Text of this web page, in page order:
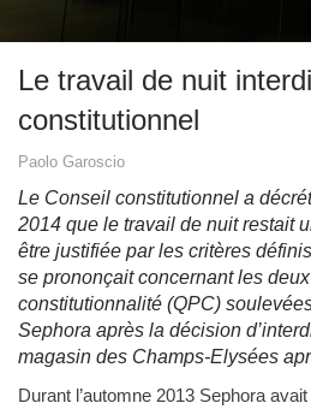
Le travail de nuit
constitutionnel
Paolo Garoscio
Le Conseil constitutionnel a
2014 que le travail de nuit restait
être justifiée par les critères
se prononçait concernant les
constitutionnalité (QPC)
Sephora après la décision
magasin des Champs-Elysées
Durant l’automne 2013 Sephora